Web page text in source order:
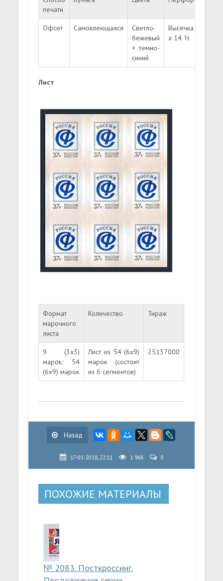
печати
Офсет Самоклеющаяся
Светло-
бежевый
+ темно-
синий
Высечка 15
х 14 ½
Лист
Формат
марочного
листа
Количество Тираж
9 (3х3)
марок; 54
(6х9) марок
Лист из 54 (6х9)
марок (состоит
из 6 сегментов)
25137000
Назад
17-01-2018, 22:11 1 968 0
ПОХОЖИЕ МАТЕРИАЛЫ
№ 2083. Посткроссинг.